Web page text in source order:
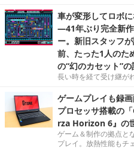
車が変形してロボ
―41年ぶり完全新作
ー。新旧スタッフ
前、たった1人のた
の“幻のカセット”の
長い時を経て受け継が
ゲームプレイも録
プロセッサ搭載の
rza Horizon 6』の
ゲーム＆制作の拠点と
プレイ。放熱性能もチ